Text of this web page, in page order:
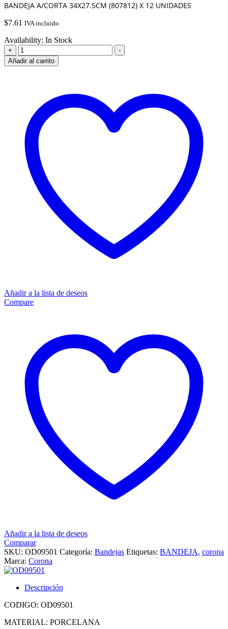
BANDEJA A/CORTA 34X27.5CM (807812) X 12 UNIDADES
$7.61 IVA incluido
Availability: In Stock
+
BANDEJA
A/CORTA
34X27.5CM
UNIDADES
cantidad
-
Añadir al carrito
Añadir a la lista de deseos
Compare
Añadir a la lista de deseos
Comparar
SKU: OD09501 Categoría: Bandejas Etiquetas: BANDEJA, corona
Marca: Corona
Descripción
CODIGO: OD09501
MATERIAL: PORCELANA